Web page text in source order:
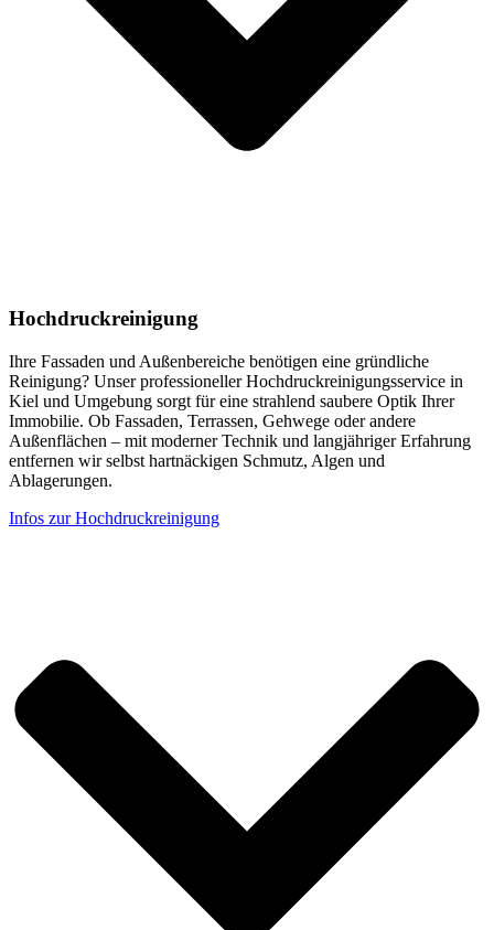
Hochdruckreinigung
Ihre Fassaden und Außenbereiche benötigen eine gründliche
Reinigung? Unser professioneller Hochdruckreinigungsservice in
Kiel und Umgebung sorgt für eine strahlend saubere Optik Ihrer
Immobilie. Ob Fassaden, Terrassen, Gehwege oder andere
Außenflächen – mit moderner Technik und langjähriger Erfahrung
entfernen wir selbst hartnäckigen Schmutz, Algen und
Ablagerungen.
Infos zur Hochdruckreinigung